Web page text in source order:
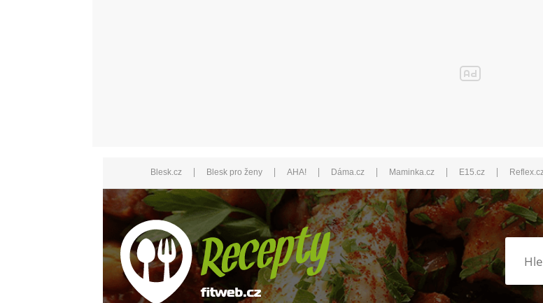
Blesk.cz | Blesk pro ženy | AHA! | Dáma.cz | Maminka.cz | E15.cz |